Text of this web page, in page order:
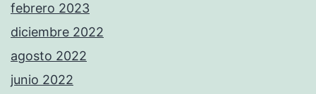
febrero 2023
diciembre 2022
agosto 2022
junio 2022